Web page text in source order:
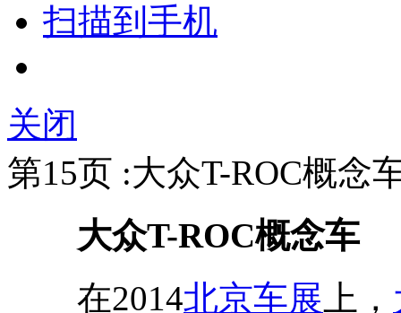
扫描到手机
关闭
第15页 :大众T-ROC概念
大众T-ROC概念车
在2014北京车展 上，